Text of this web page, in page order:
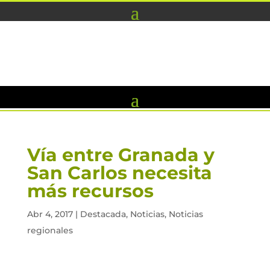
Vía entre Granada y
San Carlos necesita
más recursos
Abr 4, 2017| Destacada, Noticias, Noticias
regionales